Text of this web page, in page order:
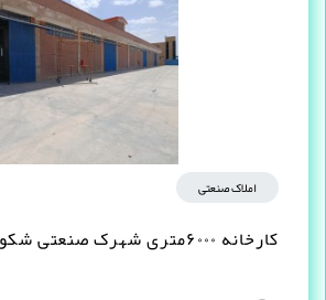
املاک صنعتی
کارخانه ۶۰۰۰متری شهرک صنعتی شکوهیه قم